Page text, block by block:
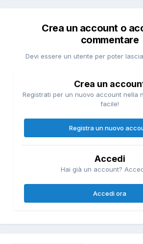
Crea un account o
commentare
Devi essere un utente per poter
Crea un
Registrati per un nuovo account nella
facile!
Registra un nuovo
Accedi
Hai già un account?
Accedi ora